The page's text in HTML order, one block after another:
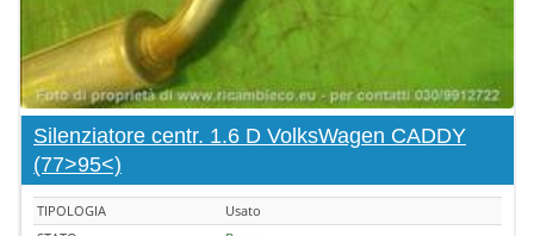
Silenziatore centr. 1.6 D VolksWagen CADDY
(77>95<)
TIPOLOGIA
Usato